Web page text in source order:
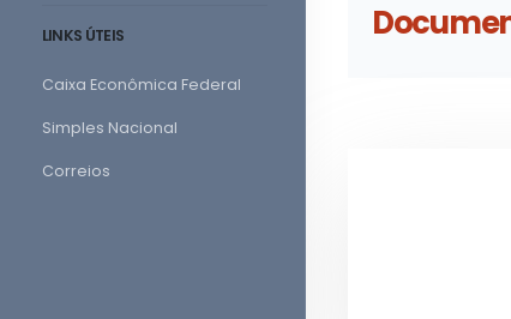
LINKS ÚTEIS
Caixa Econômica Federal
Simples Nacional
Correios